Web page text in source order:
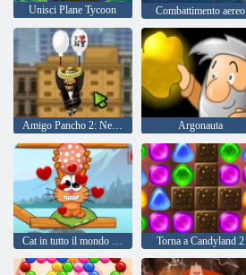
Unisci Plane Tycoon Combattimento aereo
Argonauta
Torna a Candyland 2